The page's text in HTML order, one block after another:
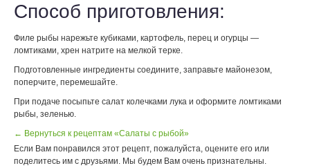
Способ приготовления:
Филе рыбы нарежьте кубиками, картофель, перец и огурцы —
ломтиками, хрен натрите на мелкой терке.
Подготовленные ингредиенты соедините, заправьте майонезом,
поперчите, перемешайте.
При подаче посыпьте салат колечками лука и оформите ломтиками
рыбы, зеленью.
← Вернуться к рецептам «Салаты с рыбой»
Если Вам понравился этот рецепт, пожалуйста, оцените его или
поделитесь им с друзьями. Мы будем Вам очень признательны.